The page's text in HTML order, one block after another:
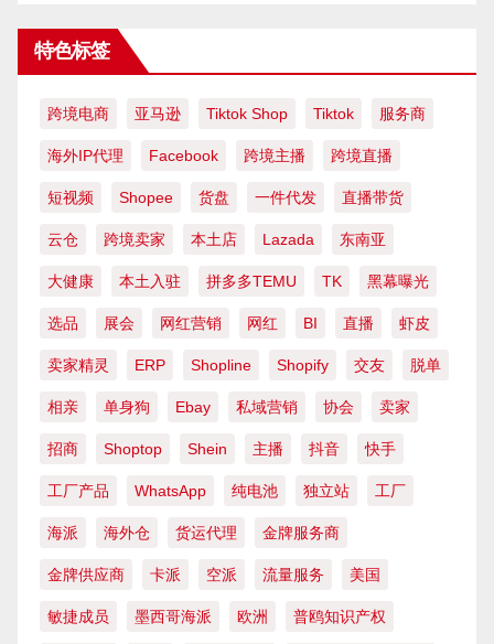
特色标签
跨境电商 亚马逊 Tiktok Shop Tiktok 服务商
海外IP代理 Facebook 跨境主播 跨境直播
短视频 Shopee 货盘 一件代发 直播带货
云仓 跨境卖家 本土店 Lazada 东南亚
大健康 本土入驻 拼多多TEMU TK 黑幕曝光
选品 展会 网红营销 网红 BI 直播 虾皮
卖家精灵 ERP Shopline Shopify 交友 脱单
相亲 单身狗 Ebay 私域营销 协会 卖家
招商 Shoptop Shein 主播 抖音 快手
工厂产品 WhatsApp 纯电池 独立站 工厂
海派 海外仓 货运代理 金牌服务商
金牌供应商 卡派 空派 流量服务 美国
敏捷成员 墨西哥海派 欧洲 普鸥知识产权